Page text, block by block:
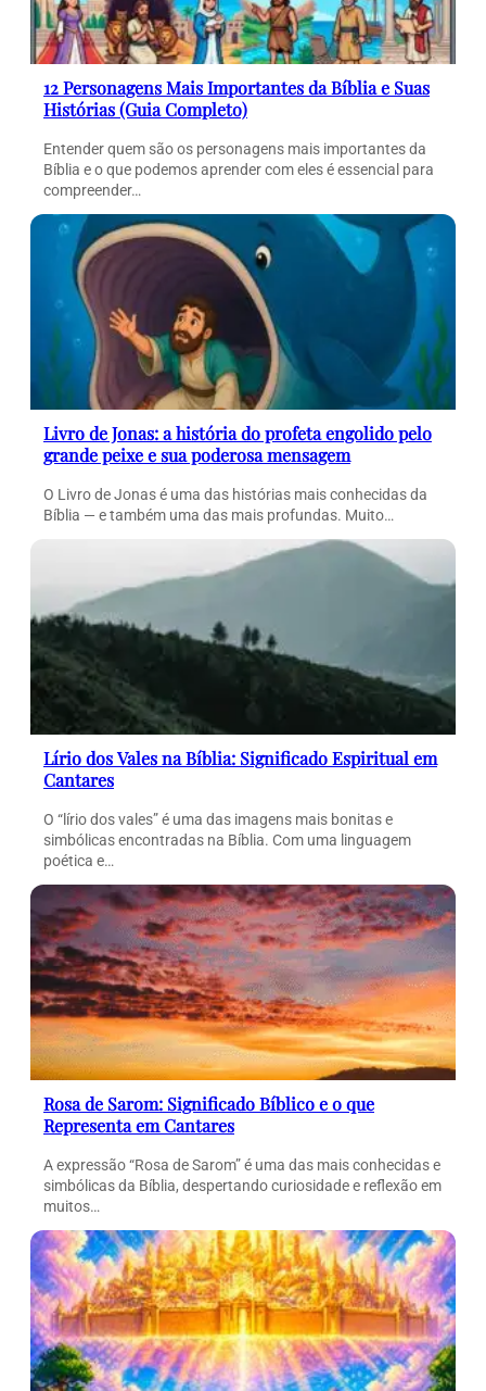
12 Personagens Mais Importantes da Bíblia e Suas
Histórias (Guia Completo)
Entender quem são os personagens mais importantes da
Bíblia e o que podemos aprender com eles é essencial para
compreender…
Livro de Jonas: a história do profeta engolido pelo
grande peixe e sua poderosa mensagem
O Livro de Jonas é uma das histórias mais conhecidas da
Bíblia — e também uma das mais profundas. Muito…
Lírio dos Vales na Bíblia: Significado Espiritual em
Cantares
O “lírio dos vales” é uma das imagens mais bonitas e
simbólicas encontradas na Bíblia. Com uma linguagem
poética e…
Rosa de Sarom: Significado Bíblico e o que
Representa em Cantares
A expressão “Rosa de Sarom” é uma das mais conhecidas e
simbólicas da Bíblia, despertando curiosidade e reflexão em
muitos…